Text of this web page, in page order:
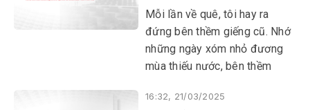
Mỗi lần về quê, tôi hay ra
đứng bên thềm giếng cũ. Nhớ
những ngày xóm nhỏ đương
mùa thiếu nước, bên thềm
thả gàu chẳng khi nào ngơi
16:32, 21/03/2025